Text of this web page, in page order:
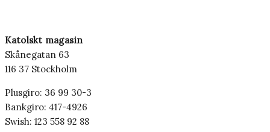
Katolskt magasin
Skånegatan 63
116 37 Stockholm
Plusgiro: 36 99 30-3
Bankgiro: 417-4926
Swish: 123 558 92 88